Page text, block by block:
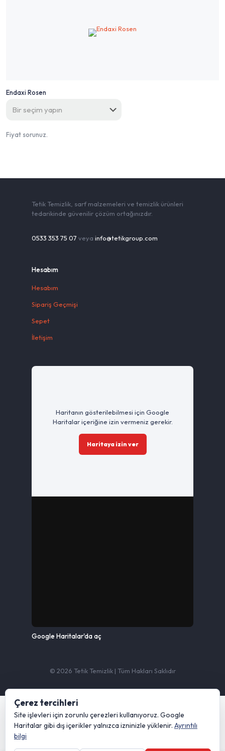
Endaxi Rosen
Fiyat sorunuz.
Tetik Temizlik, sarf malzemeleri ve temizlik ürünleri
tedarikinde güvenilir çözüm ortağınızdır.
0533 353 75 07 veya info@tetikgroup.com
Hesabım
Hesabım
Sipariş Geçmişi
Sepet
İletişim
Haritanın gösterilebilmesi için Google
Haritalar içeriğine izin vermeniz gerekir.
Haritaya izin ver
Google Haritalar'da aç
© 2026 Tetik Temizlik | Tüm Hakları Saklıdır
KVKK Aydınlatma MetniGizlilik ve Çerez PolitikasıSite Kullanım Koşulları
Çerez tercihleri
Çerez tercihleri
Site işlevleri için zorunlu çerezleri kullanıyoruz. Google
Haritalar gibi dış içerikler yalnızca izninizle yüklenir. Ayrıntılı
bilgi